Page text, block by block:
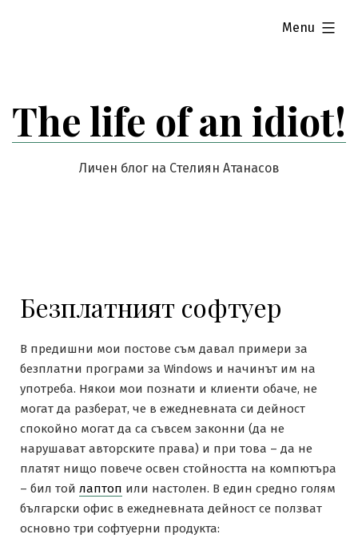
The life of an idiot!
Личен блог на Стелиян Атанасов
Menu
expanded
Безплатният софтуер
В предишни мои постове съм давал примери за
безплатни програми за Windows и начинът им на
употреба. Някои мои познати и клиенти обаче, не
могат да разберат, че в ежедневната си дейност
спокойно могат да са съвсем законни (да не
нарушават авторските права) и при това – да не
платят нищо повече освен стойността на компютъра
– бил той лаптоп или настолен. В един средно голям
български офис в ежедневната дейност се ползват
основно три софтуерни продукта: